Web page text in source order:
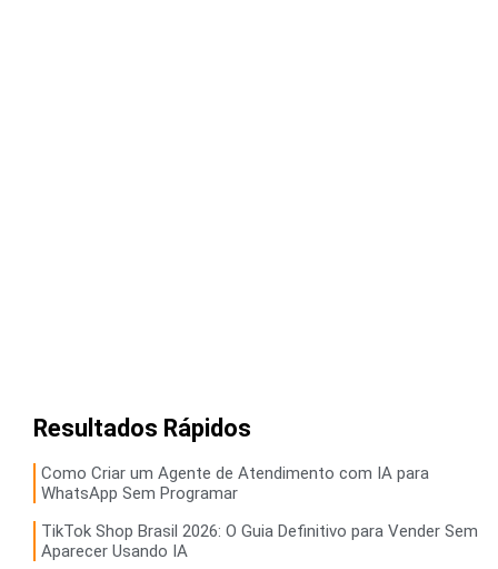
Resultados Rápidos
Como Criar um Agente de Atendimento com IA para
WhatsApp Sem Programar
TikTok Shop Brasil 2026: O Guia Definitivo para Vender Sem
Aparecer Usando IA